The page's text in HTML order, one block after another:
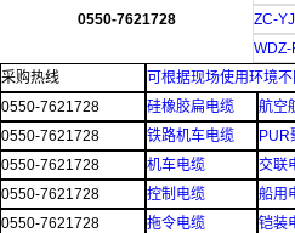
0550-7621728
ZC-
采购热线
可根据现场使用环境
0550-7621728
硅橡胶扁电缆
航空
0550-7621728
铁路机车电缆
PUR
0550-7621728
机车电缆
交联
0550-7621728
控制电缆
船用
0550-7621728
拖令电缆
铠装